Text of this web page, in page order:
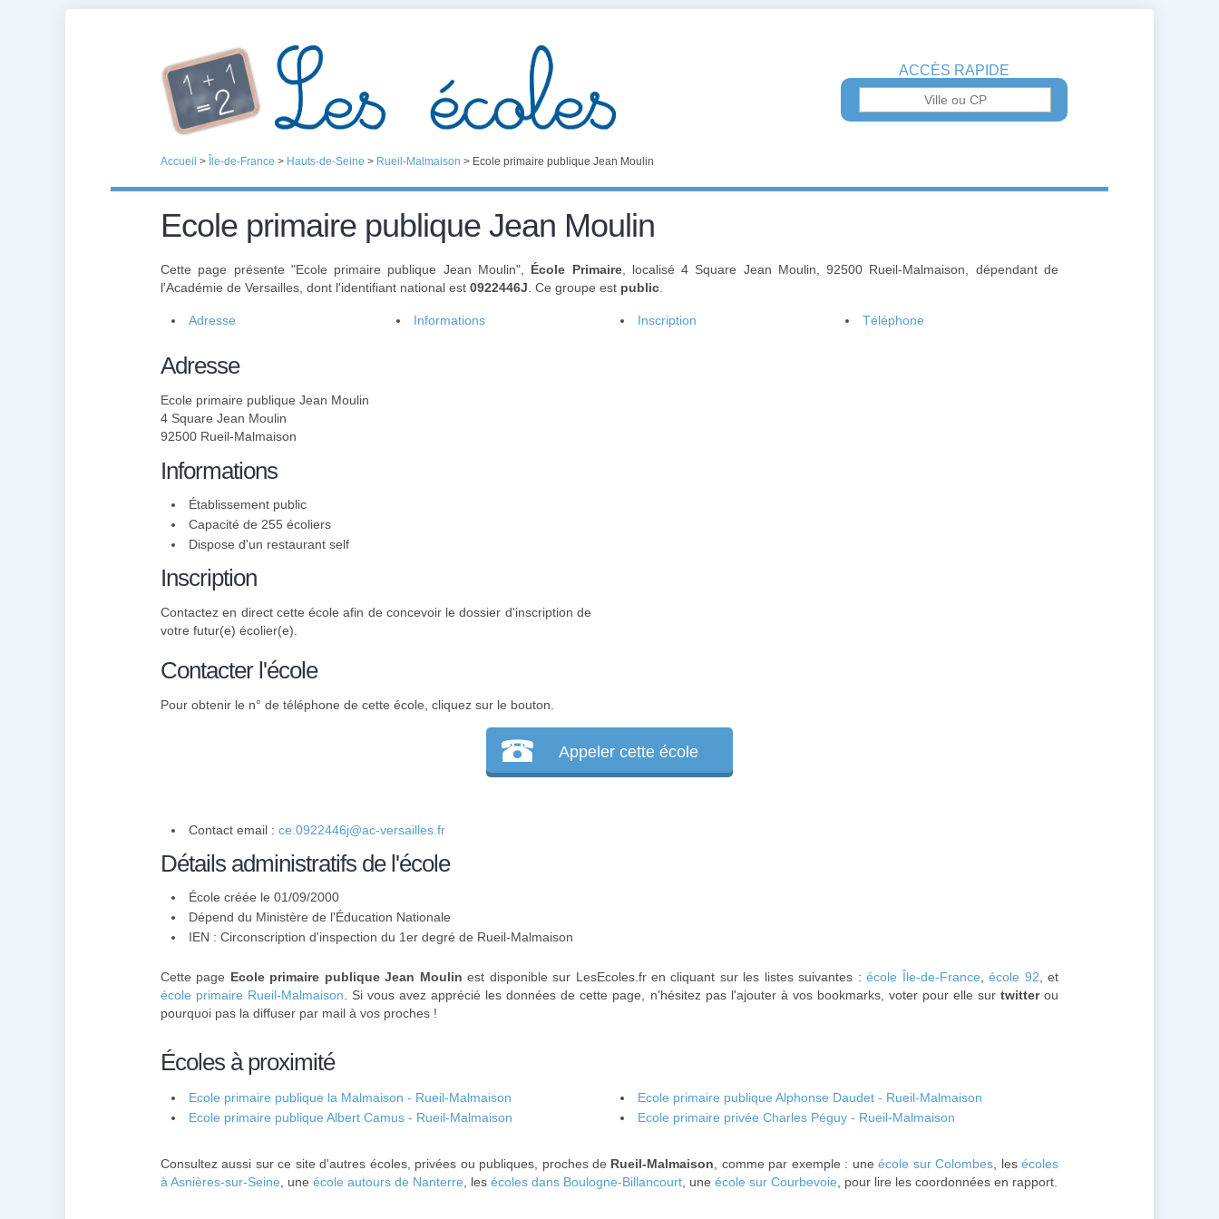
ACCÈS RAPIDE
Accueil > Île-de-France > Hauts-de-Seine > Rueil-Malmaison > Ecole primaire publique Jean Moulin
Ecole primaire publique Jean Moulin
Cette page présente "Ecole primaire publique Jean Moulin", École Primaire, localisé 4 Square Jean Moulin, 92500 Rueil-Malmaison, dépendant de
l'Académie de Versailles, dont l'identifiant national est 0922446J . Ce groupe est public
Adresse Informations Inscription Téléphone
Adresse
Ecole primaire publique Jean Moulin
4 Square Jean Moulin
92500 Rueil-Malmaison
Informations
Établissement public
Capacité de 255 écoliers
Dispose d'un restaurant self
Inscription
Contactez en direct cette école afin de concevoir le dossier d'inscription de
votre futur(e) écolier(e).
Contacter l'école
Pour obtenir le n° de téléphone de cette école, cliquez sur le bouton.
Appeler cette école
Contact email : ce.0922446j@ac-versailles.fr
Détails administratifs de l'école
École créée le 01/09/2000
Dépend du Ministère de l'Éducation Nationale
IEN : Circonscription d'inspection du 1er degré de Rueil-Malmaison
Cette page Ecole primaire publique Jean Moulin est disponible sur LesEcoles.fr en cliquant sur les listes suivantes :école Île-de-France ,école 92 , et
école primaire Rueil-Malmaison . Si vous avez apprécié les données de cette page, n'hésitez pas l'ajouter à vos bookmarks, voter pour elle sur twitterou
pourquoi pas la diffuser par mail à vos proches !
Écoles à proximité
Ecole primaire publique la Malmaison - Rueil-Malmaison
Ecole primaire publique Alphonse Daudet - Rueil-Malmaison
Ecole primaire publique Albert Camus - Rueil-Malmaison
Ecole primaire privée Charles Péguy - Rueil-Malmaison
Consultez aussi sur ce site d'autres écoles, privées ou publiques, proches de Rueil-Malmaison , comme par exemple : uneécole sur Colombes , lesécoles
à Asnières-sur-Seine , une école autours de Nanterre , les écoles dans Boulogne-Billancourt , une école sur Courbevoie , pour lire les coordonnées en rapport.